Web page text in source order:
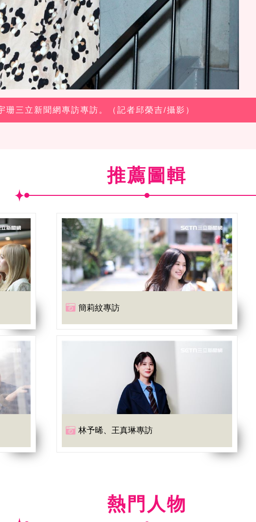
珊三立新聞網專訪專訪。（記者邱榮吉/攝影）
推薦圖輯
簡莉紋專訪
林予晞、王真琳專訪
熱門人物